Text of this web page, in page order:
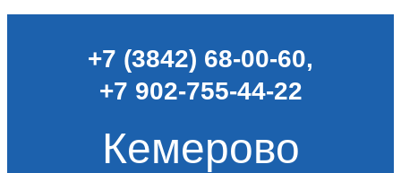
+7 (3842) 68-00-60,
+7 902-755-44-22
Кемерово